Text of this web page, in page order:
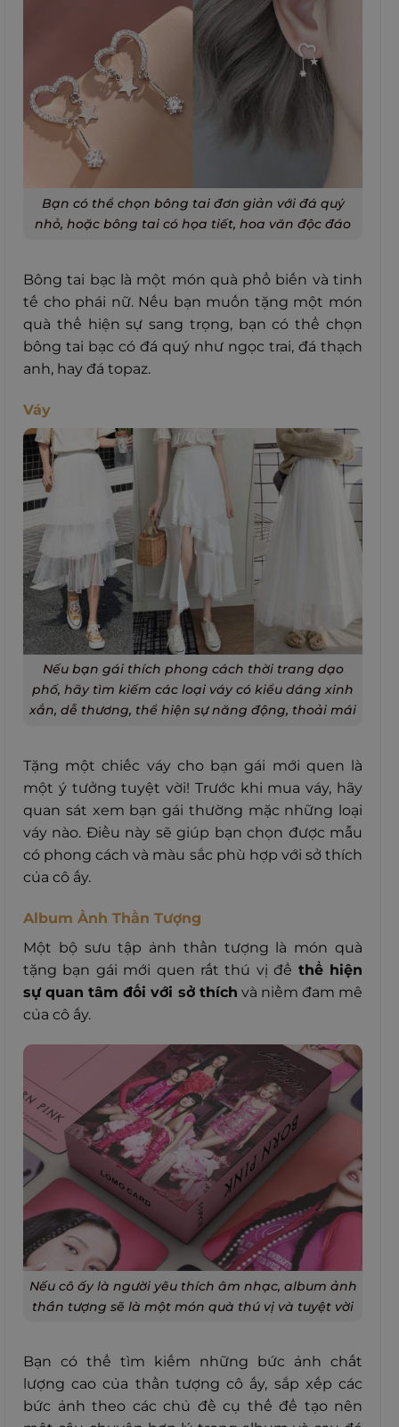
Bạn có thể chọn bông tai đơn giản với đá quý
nhỏ, hoặc bông tai có họa tiết, hoa văn độc đáo
Bông tai bạc là một món quà phổ biến và tinh
tế cho phái nữ. Nếu bạn muốn tặng một món
quà thể hiện sự sang trọng, bạn có thể chọn
bông tai bạc có đá quý như ngọc trai, đá thạch
anh, hay đá topaz.
Váy
Nếu bạn gái thích phong cách thời trang dạo
phố, hãy tìm kiếm các loại váy có kiểu dáng xinh
xắn, dễ thương, thể hiện sự năng động, thoải mái
Tặng một chiếc váy cho bạn gái mới quen là
một ý tưởng tuyệt vời! Trước khi mua váy, hãy
quan sát xem bạn gái thường mặc những loại
váy nào. Điều này sẽ giúp bạn chọn được mẫu
có phong cách và màu sắc phù hợp với sở thích
của cô ấy.
Album Ảnh Thần Tượng
Một bộ sưu tập ảnh thần tượng là món quà
tặng bạn gái mới quen rất thú vị để thể hiện
sự quan tâm đối với sở thích và niềm đam mê
của cô ấy.
Nếu cô ấy là người yêu thích âm nhạc, album ảnh
thần tượng sẽ là một món quà thú vị và tuyệt vời
Bạn có thể tìm kiếm những bức ảnh chất
lượng cao của thần tượng cô ấy, sắp xếp các
bức ảnh theo các chủ đề cụ thể để tạo nên